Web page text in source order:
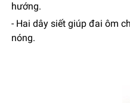
hướng.
- Hai dây siết giúp đai ôm
nóng.